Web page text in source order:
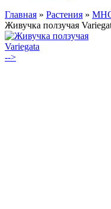
Главная » Растения »
Живучка ползучая
-->